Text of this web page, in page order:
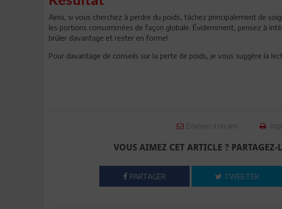
Ainsi, si vous cherchez à perdre du poids, tâchez principalement de
les portions consommées de façon globale. Évidemment, pensez à
brûler davantage et rester en forme!
Pour davantage de conseils sur la perte de poids, je vous suggère la
Envoyer à un ami
VOUS AIMEZ CET ARTICLE ? PARTAGEZ-
PARTAGER TWEETER